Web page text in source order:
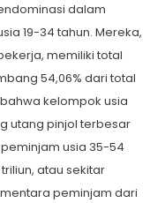
dalam
19-34 tahun. Mereka,
memiliki total
54,06% dari total
kelompok usia
utang pinjol terbesar
usia 35-54
atau sekitar
peminjam dari